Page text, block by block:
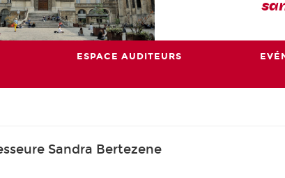
ESPACE AUDITEURS
Sandra Bertezene